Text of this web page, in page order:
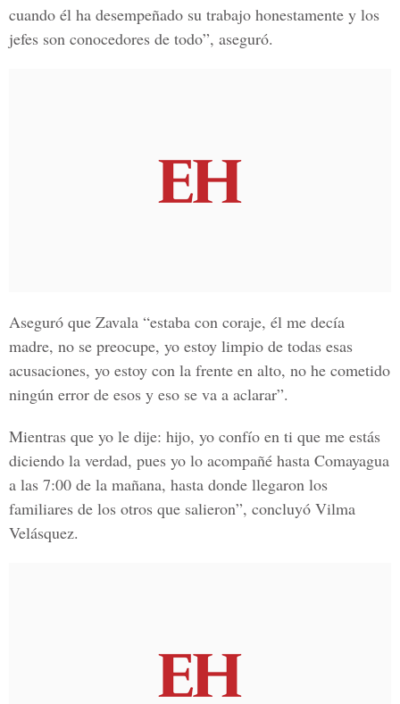
cuando él ha desempeñado su trabajo honestamente y los
jefes son conocedores de todo”, aseguró.
Aseguró que Zavala “estaba con coraje, él me decía
madre, no se preocupe, yo estoy limpio de todas esas
acusaciones, yo estoy con la frente en alto, no he cometido
ningún error de esos y eso se va a aclarar”.
Mientras que yo le dije: hijo, yo confío en ti que me estás
diciendo la verdad, pues yo lo acompañé hasta Comayagua
a las 7:00 de la mañana, hasta donde llegaron los
familiares de los otros que salieron”, concluyó Vilma
Velásquez.